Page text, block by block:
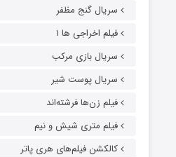
سریال گنج مظفر
فیلم اخراجی ها ۱
سریال بازی مرکب
سریال پوست شیر
فیلم زن‌ها فرشته‌اند
فیلم متری شیش و نیم
کالکشن فیلم‌های هری پاتر